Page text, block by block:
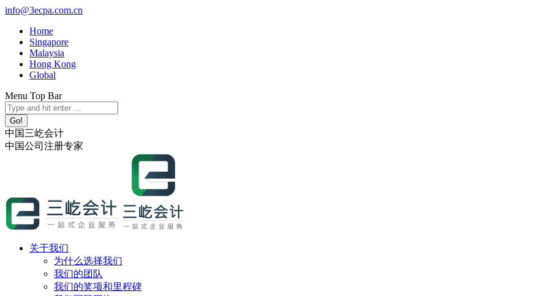
跳
info@3ecpa.com.cn
Home
Singapore
Malaysia
Hong Kong
Global
Menu Top Bar
X
page
opens
in
new
YouTube
page
opens
in
new
Linkedin
page
opens
in
new
Instagram
page
opens
in
new
Search:
中国三屹会计
中国公司注册专家
关于我们
为什么选择我们
我们的团队
我们的奖项和里程碑